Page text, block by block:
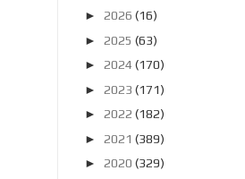
► 2026 (16)
► 2025 (63)
► 2024 (170)
► 2023 (171)
► 2022 (182)
► 2021 (389)
► 2020 (329)